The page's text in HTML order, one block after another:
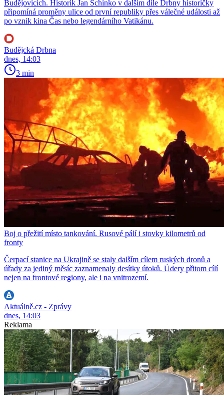
Budějovicích. Historik Jan Schinko v dalším díle Drbny historičky
připomíná proměny ulice od první republiky přes válečné události až
po vznik kina Čas nebo legendárního Vatikánu.
Budějcká Drbna
dnes, 14:03
3 min
Boj o přežití místo tankování. Rusové pálí i stovky kilometrů od
fronty
Čerpací stanice na Ukrajině se staly dalším cílem ruských dronů a
úřady za jediný měsíc zaznamenaly desítky útoků. Údery přitom cílí
nejen na frontové regiony, ale i na vnitrozemí.
Aktuálně.cz - Zprávy
dnes, 14:03
Reklama